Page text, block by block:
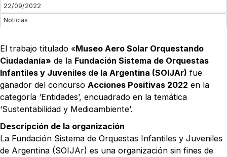
22/09/2022
Noticias
El trabajo titulado «Museo Aero Solar Orquestando
Ciudadanía» de la Fundación Sistema de Orquestas
Infantiles y Juveniles de la Argentina (SOIJAr) fue
ganador del concurso Acciones Positivas 2022 en la
categoría ‘Entidades’, encuadrado en la temática
‘Sustentabilidad y Medioambiente’.
Descripción de la organización
La Fundación Sistema de Orquestas Infantiles y Juveniles
de Argentina (SOIJAr) es una organización sin fines de